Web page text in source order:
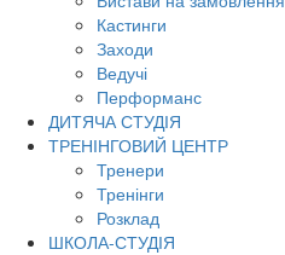
Кастинги
Заходи
Ведучі
Перформанс
ДИТЯЧА СТУДІЯ
ТРЕНІНГОВИЙ ЦЕНТР
Тренери
Тренінги
Розклад
ШКОЛА-СТУДІЯ